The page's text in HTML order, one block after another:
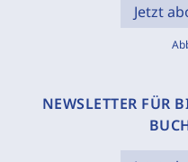
Jetzt
NEWSLETTER FÜR